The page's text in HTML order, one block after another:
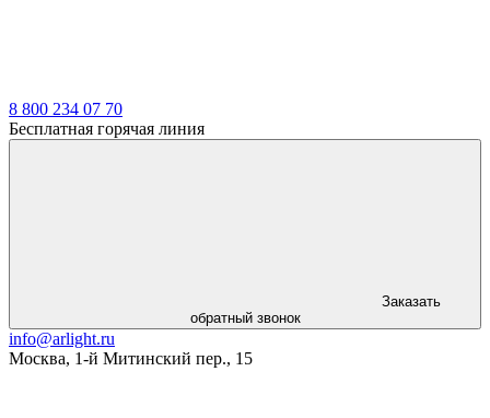
8 800 234 07 70
Бесплатная горячая линия
Заказать
обратный звонок
info@arlight.ru
Москва, 1-й Митинский пер., 15